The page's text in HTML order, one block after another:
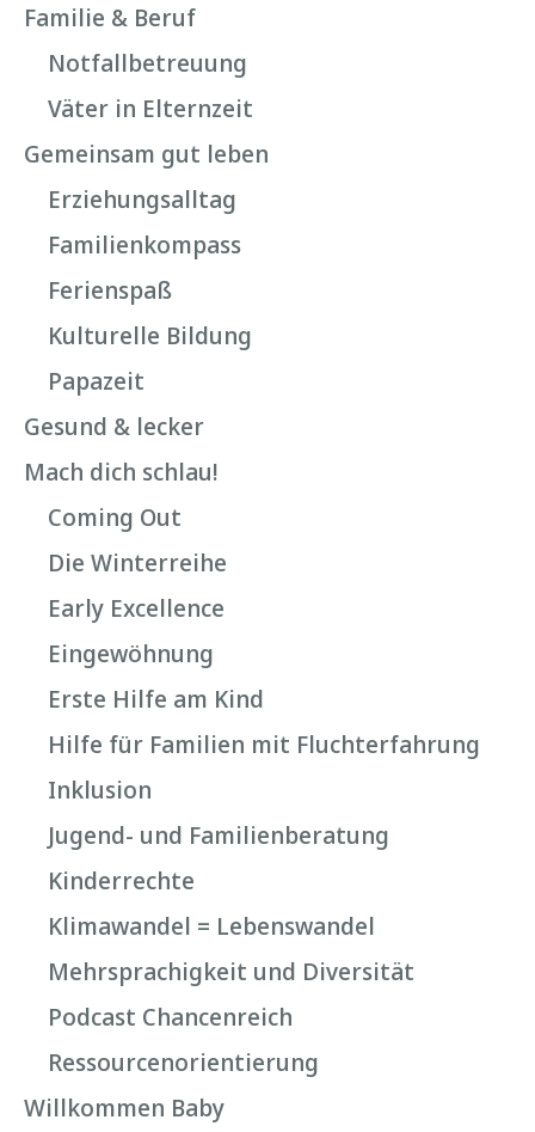
Familie & Beruf
Notfallbetreuung
Väter in Elternzeit
Gemeinsam gut leben
Erziehungsalltag
Familienkompass
Ferienspaß
Kulturelle Bildung
Papazeit
Gesund & lecker
Mach dich schlau!
Coming Out
Die Winterreihe
Early Excellence
Eingewöhnung
Erste Hilfe am Kind
Hilfe für Familien mit Fluchterfahrung
Inklusion
Jugend- und Familienberatung
Kinderrechte
Klimawandel = Lebenswandel
Mehrsprachigkeit und Diversität
Podcast Chancenreich
Ressourcenorientierung
Willkommen Baby